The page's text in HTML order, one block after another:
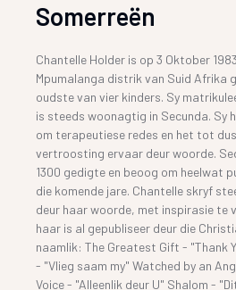
Somerreën
Chantelle Holder is op 3 Oktober
Mpumalanga distrik van Suid Afrika
oudste van vier kinders. Sy
is steeds woonagtig in Secunda. Sy
om terapeutiese redes en het tot
vertroosting ervaar deur woorde.
1300 gedigte en beoog om heelwat
die komende jare. Chantelle skryf
deur haar woorde, met inspirasie te
haar is al gepubliseer deur die
naamlik: The Greatest Gift - "Thank
- "Vlieg saam my" Watched by an
Voice - "Alleenlik deur U" Shalom -